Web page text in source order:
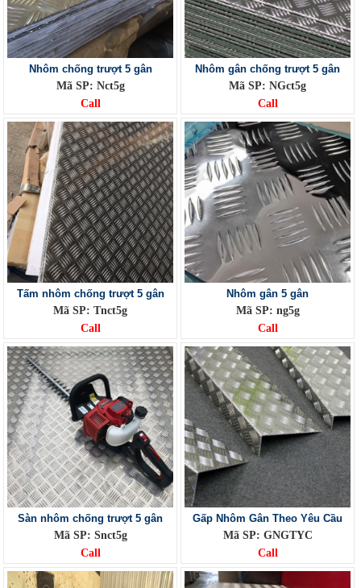
Nhôm chống trượt 5 gân
Mã SP: Nct5g
Call
Nhôm gân chống trượt 5 gân
Mã SP: NGct5g
Call
Tấm nhôm chống trượt 5 gân
Mã SP: Tnct5g
Call
Nhôm gân 5 gân
Mã SP: ng5g
Call
Sàn nhôm chống trượt 5 gân
Mã SP: Snct5g
Call
Gấp Nhôm Gân Theo Yêu Cầu
Mã SP: GNGTYC
Call